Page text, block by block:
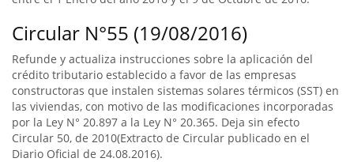
Circular N°55 (19/08/2016)
Refunde y actualiza instrucciones sobre la aplicación del
crédito tributario establecido a favor de las empresas
constructoras que instalen sistemas solares térmicos (SST) en
las viviendas, con motivo de las modificaciones incorporadas
por la Ley N° 20.897 a la Ley N° 20.365. Deja sin efecto
Circular 50, de 2010(Extracto de Circular publicado en el
Diario Oficial de 24.08.2016).